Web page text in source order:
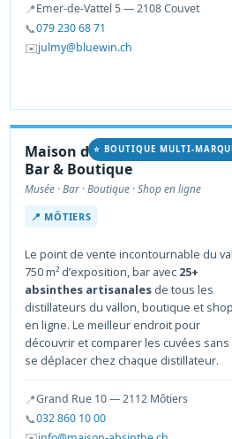
📍Emer-de-Vattel 5 — 2108 Couvet
📞079 230 68 71
✉️julmy@bluewin.ch
⭐ BOUTIQUE MULTI-
Maison de l’Absinthe —
Bar & Boutique
Musée · Bar · Boutique · Shop en ligne
📍 MÔTIERS
Le point de vente incontournable du
750 m² d’exposition, bar avec 25+
absinthes artisanales de tous les
distillateurs du vallon, boutique et shop
en ligne. Le meilleur endroit pour
découvrir et comparer les cuvées sans
se déplacer chez chaque distillateur.
📍Grand Rue 10 — 2112 Môtiers
📞032 860 10 00